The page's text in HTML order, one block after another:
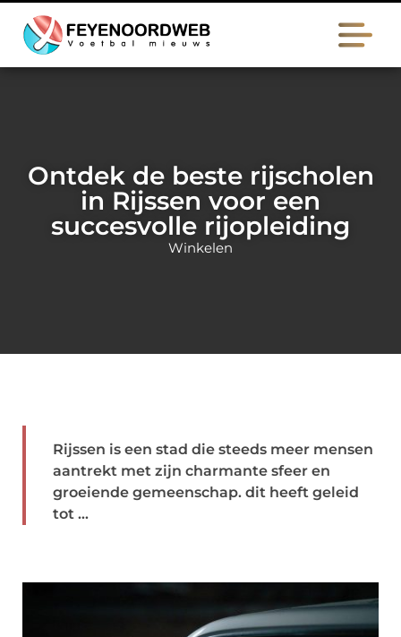
Ontdek de beste rijscholen
in Rijssen voor een
succesvolle rijopleiding
Winkelen
Rijssen is een stad die steeds meer mensen
aantrekt met zijn charmante sfeer en
groeiende gemeenschap. dit heeft geleid
tot ...